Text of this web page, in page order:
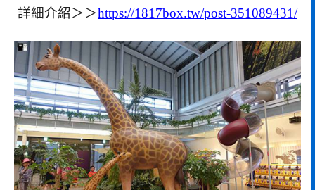
詳細介紹＞＞https://1817box.tw/post-351089431/